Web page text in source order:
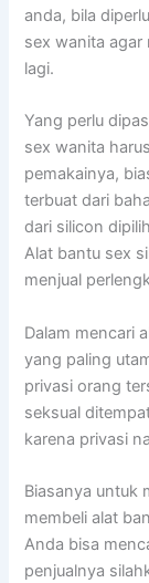
anda, bila
sex wanita
lagi.
Yang perlu
sex wanita
pemakainya,
terbuat dari
dari silicon
Alat bantu sex
menjual
Dalam mencari
yang paling
privasi orang
seksual
karena privasi
Biasanya untuk
membeli alat
Anda bisa
penjualnya